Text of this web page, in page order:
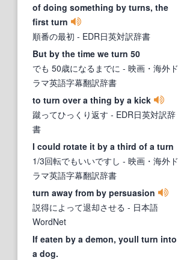
of doing something by turns, the
first turn
順番の最初 - EDR日英対訳辞書
But by the time we turn 50
でも 50歳になるまでに - 映画・海外ド
ラマ英語字幕翻訳辞書
to turn over a thing by a kick
蹴ってひっくり返す - EDR日英対訳辞
書
I could rotate it by a third of a turn
1/3回転でもいいですし - 映画・海外ド
ラマ英語字幕翻訳辞書
turn away from by persuasion
説得によって退却させる - 日本語
WordNet
If eaten by a demon, youll turn into
a dog.